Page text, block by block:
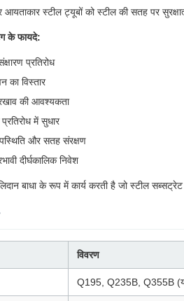
स्टील ट्यूबों को स्टील की सतह पर
के फायदे:
प्रतिरोध
का विस्तार
की आवश्यकता
में सुधार
और सतह संरक्षण
दीर्घकालिक निवेश
बाधा के रूप में कार्य करती है जो स्टील सब्सट्रेट
विवरण
Q195, Q235B, Q355B